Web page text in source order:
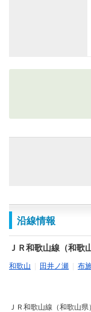
沿線情報
ＪＲ和歌山線（和歌
和歌山 田井ノ瀬 布
ＪＲ和歌山線（和歌山